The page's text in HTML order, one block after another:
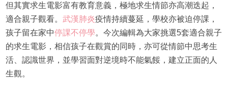
但其實求生電影富有教育意義，極地求生情節亦高潮迭起，
適合親子觀看。 武漢肺炎疫情持續蔓延，學校亦被迫停課，
孩子留在家中停課不停學。今次編輯為大家挑選5套適合親子
的求生電影，相信孩子在觀賞的同時，亦可從情節中思考生
活、認識世界，並學習面對逆境時不能氣餒，建立正面的人
生觀。